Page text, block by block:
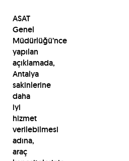
ASAT
Genel
Müdürlüğü’nce
yapılan
açıklamada,
Antalya
sakinlerine
daha
iyi
hizmet
verilebilmesi
adına,
araç